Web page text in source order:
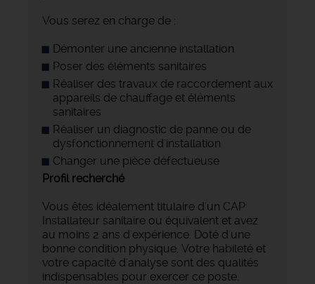
Vous serez en charge de :
Démonter une ancienne installation
Poser des éléments sanitaires
Réaliser des travaux de raccordement aux
appareils de chauffage et éléments
sanitaires
Réaliser un diagnostic de panne ou de
dysfonctionnement d'installation
Changer une pièce défectueuse
Profil recherché
Vous êtes idéalement titulaire d'un CAP
Installateur sanitaire ou équivalent et avez
au moins 2 ans d'expérience. Doté d'une
bonne condition physique, Votre habileté et
votre capacité d'analyse sont des qualités
indispensables pour exercer ce poste.